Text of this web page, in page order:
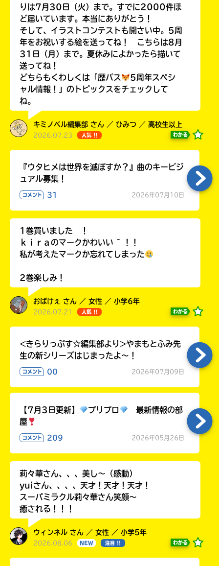
りは7月30日（火）まで。すでに2000件ほ
ど届いています。本当にありがとう！
そして、イラストコンテストも開さい中。5周
年をお祝いする絵を送ってね！ こちらは8月
31日（月）まで。夏休みによかったら描いて
送ってね！
どちらもくわしくは「歴バス
5周年スペシ
ャル情報！」のトピックスをチェックして
ね。
キミノベル編集部 さん ／ ひみつ ／ 高校生以上
2026.07.23 人気 !! わかる
『ウタヒメは世界を滅ぼすか？』曲のキービジ
ュアル募集！
コメント 31 2026年07月10日
1巻買いました ！
ｋｉｒａのマークかわいい ~ ！！
私が考えたマークか忘れてしまった
2巻楽しみ！
おばけぇ さん ／ 女性 ／ 小学6年
2026.07.21 人気 !! わかる
<きらりっぷす☆編集部より>やまもとふみ先
生の新シリーズはじまったよ～！
コメント 00 2026年07月09日
【7月3日更新】 プリプロ
最新情報の部
屋
コメント 209 2026年05月26日
莉々華さん、、、美し〜（感動）
yuiさん、、、、天才！天才！天才！
スーパミラクル莉々華さん笑顔〜
癒される！！！
ウィンネル さん ／ 女性 ／ 小学5年
2026.08.06 NEW 注目 !! わかる